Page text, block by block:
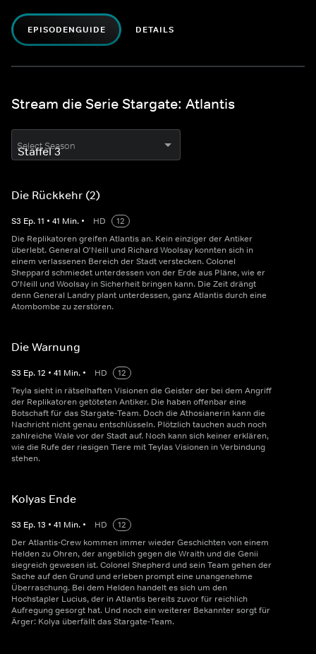
EPISODENGUIDE DETAILS
Stream die Serie Stargate: Atlantis
Select Season
Die Rückkehr (2)
S3 Ep.11 • 41 Min. • HD
12
Die Replikatoren greifen Atlantis an. Kein einziger der Antiker
überlebt. General O'Neill und Richard Woolsay konnten sich in
einem verlassenen Bereich der Stadt verstecken. Colonel
Sheppard schmiedet unterdessen von der Erde aus Pläne, wie er
O'Neill und Woolsay in Sicherheit bringen kann. Die Zeit drängt
denn General Landry plant unterdessen, ganz Atlantis durch eine
Atombombe zu zerstören.
Die Warnung
S3 Ep.12 • 41 Min. • HD
12
Teyla sieht in rätselhaften Visionen die Geister der bei dem Angriff
der Replikatoren getöteten Antiker. Die haben offenbar eine
Botschaft für das Stargate-Team. Doch die Athosianerin kann die
Nachricht nicht genau entschlüsseln. Plötzlich tauchen auch noch
zahlreiche Wale vor der Stadt auf. Noch kann sich keiner erklären,
wie die Rufe der riesigen Tiere mit Teylas Visionen in Verbindung
stehen.
Kolyas Ende
S3 Ep.13 • 41 Min. • HD
12
Der Atlantis-Crew kommen immer wieder Geschichten von einem
Helden zu Ohren, der angeblich gegen die Wraith und die Genii
siegreich gewesen ist. Colonel Shepherd und sein Team gehen der
Sache auf den Grund und erleben prompt eine unangenehme
Überraschung. Bei dem Helden handelt es sich um den
Hochstapler Lucius, der in Atlantis bereits zuvor für reichlich
Aufregung gesorgt hat. Und noch ein weiterer Bekannter sorgt für
Ärger: Kolya überfällt das Stargate-Team.